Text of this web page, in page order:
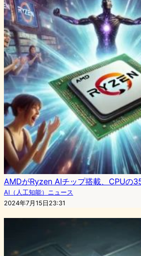
AMDがRyzen AIチップ搭載、CPUの
AI（人工知能）ニュース
2024年7月15日23:31